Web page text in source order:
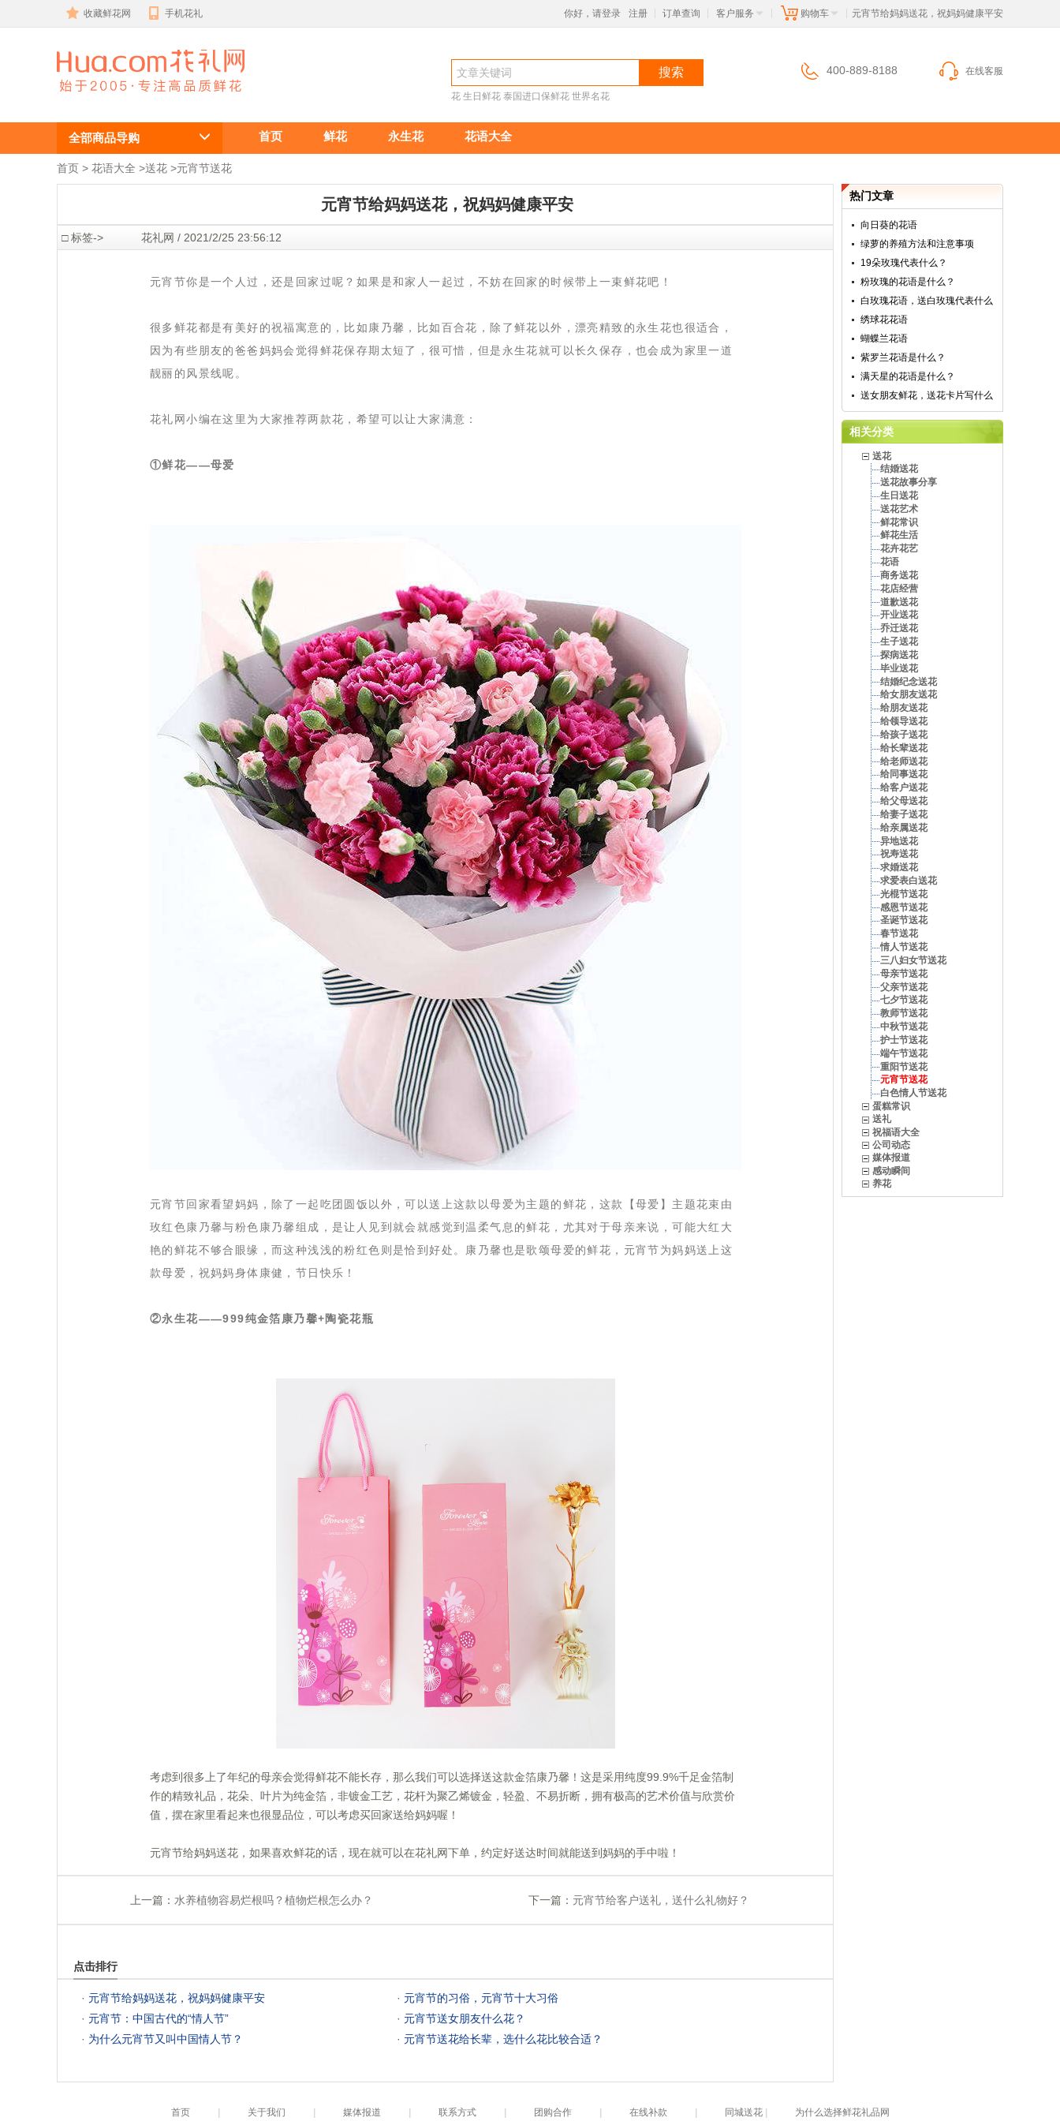
收藏鲜花网 手机花礼 你好，请登录 注册 订单查询 客户服务 购物车 元宵节给妈妈送花，祝妈妈健康平安
元宵节送花 ,
元宵节送礼物
, 元宵节给妈
搜索
花 生日鲜花 泰国进口保鲜花 世界名花
400-889-8188 在线客服
全部商品导购 首页 鲜花 永生花 花语大全
首页 > 花语大全 >送花 >元宵节送花
元宵节给妈妈送花，祝妈妈健康平安
□ 标签-> 花礼网 / 2021/2/25 23:56:12
元宵节你是一个人过，还是回家过呢？如果是和家人一起过，不妨在回家的时候带上一束鲜花吧！
很多鲜花都是有美好的祝福寓意的，比如康乃馨，比如百合花，除了鲜花以外，漂亮精致的永生花也很适合，
因为有些朋友的爸爸妈妈会觉得鲜花保存期太短了，很可惜，但是永生花就可以长久保存，也会成为家里一道
靓丽的风景线呢。
花礼网小编在这里为大家推荐两款花，希望可以让大家满意：
①鲜花——母爱
元宵节回家看望妈妈，除了一起吃团圆饭以外，可以送上这款以母爱为主题的鲜花，这款【母爱】主题花束由
玫红色康乃馨与粉色康乃馨组成，是让人见到就会就感觉到温柔气息的鲜花，尤其对于母亲来说，可能大红大
艳的鲜花不够合眼缘，而这种浅浅的粉红色则是恰到好处。康乃馨也是歌颂母爱的鲜花，元宵节为妈妈送上这
款母爱，祝妈妈身体康健，节日快乐！
②永生花——999纯金箔康乃馨+陶瓷花瓶
考虑到很多上了年纪的母亲会觉得鲜花不能长存，那么我们可以选择送这款金箔康乃馨！这是采用纯度99.9%千足金箔制
作的精致礼品，花朵、叶片为纯金箔，非镀金工艺，花杆为聚乙烯镀金，轻盈、不易折断，拥有极高的艺术价值与欣赏价
值，摆在家里看起来也很显品位，可以考虑买回家送给妈妈喔！
元宵节给妈妈送花，如果喜欢鲜花的话，现在就可以在花礼网下单，约定好送达时间就能送到妈妈的手中啦！
上一篇： 水养植物容易烂根吗？植物烂根怎么办？ 下一篇： 元宵节给客户送礼，送什么礼物好？
点击排行
· 元宵节给妈妈送花，祝妈妈健康平安 · 元宵节的习俗，元宵节十大习俗
· 元宵节：中国古代的“情人节” · 元宵节送女朋友什么花？
· 为什么元宵节又叫中国情人节？ · 元宵节送花给长辈，选什么花比较合适？
热门文章
向日葵的花语
绿萝的养殖方法和注意事项
19朵玫瑰代表什么？
粉玫瑰的花语是什么？
白玫瑰花语，送白玫瑰代表什么
绣球花花语
蝴蝶兰花语
紫罗兰花语是什么？
满天星的花语是什么？
送女朋友鲜花，送花卡片写什么
相关分类
送花
结婚送花
送花故事分享
生日送花
送花艺术
鲜花常识
鲜花生活
花卉花艺
花语
商务送花
花店经营
道歉送花
开业送花
乔迁送花
生子送花
探病送花
毕业送花
结婚纪念送花
给女朋友送花
给朋友送花
给领导送花
给孩子送花
给长辈送花
给老师送花
给同事送花
给客户送花
给父母送花
给妻子送花
给亲属送花
异地送花
祝寿送花
求婚送花
求爱表白送花
光棍节送花
感恩节送花
圣诞节送花
春节送花
情人节送花
三八妇女节送花
母亲节送花
父亲节送花
七夕节送花
教师节送花
中秋节送花
护士节送花
端午节送花
重阳节送花
元宵节送花
白色情人节送花
蛋糕常识
送礼
祝福语大全
公司动态
媒体报道
感动瞬间
养花
首页 关于我们 媒体报道 联系方式 团购合作 在线补款 同城送花 为什么选择鲜花礼品网